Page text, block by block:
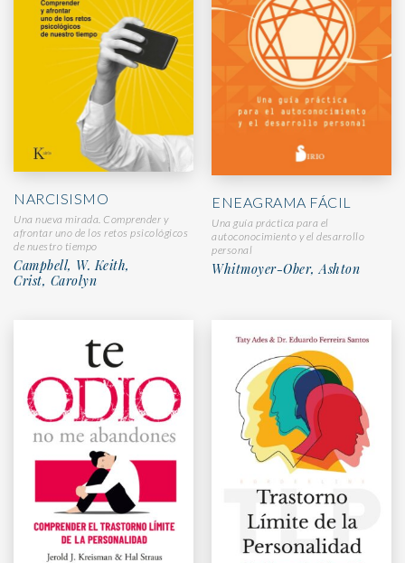
NARCISISMO
Una nueva mirada. Comprender y
afrontar uno de los retos psicológicos
de nuestro tiempo
Campbell, W. Keith,
Crist, Carolyn
ENEAGRAMA FÁCIL
Una guía práctica para el
autoconocimiento y el desarrollo
personal
Whitmoyer-Ober, Ashton